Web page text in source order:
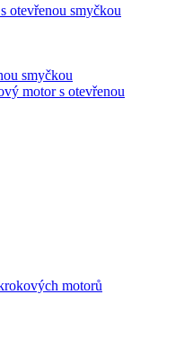
otevřenou smyčkou
smyčkou
motor s otevřenou
motorů